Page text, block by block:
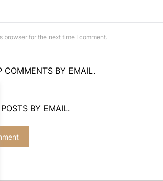
browser for the next time I comment.
COMMENTS BY EMAIL.
BY EMAIL.